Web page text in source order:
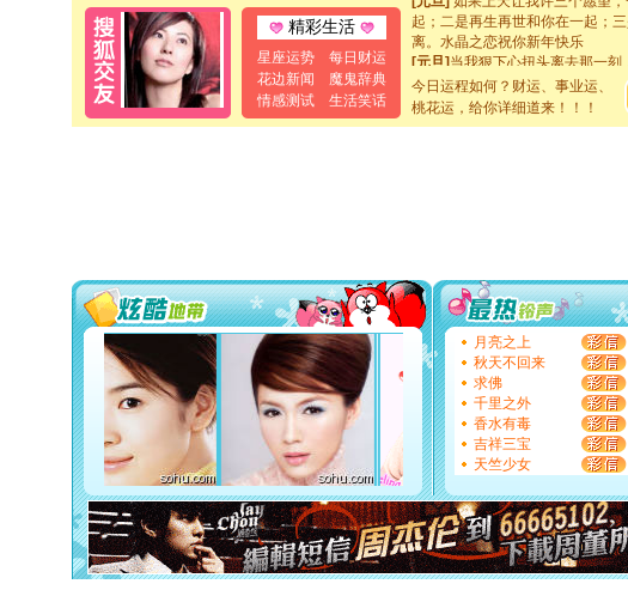
精彩生活
星座运势
每日财运
花边新闻
魔鬼辞典
情感测试
生活笑话
起；二是再生再世和你在一起；
离。水晶之恋祝你新年快乐
[元旦]当我狠下心扭头离去那一刻
卖了。水晶之恋祝你新年快乐。
[春节]风柔雨润好月圆，半岛铁盒
[圣诞节]不只这样的日子才会想
能正大光明地骚扰你,告诉你,圣
都要快乐噢!
[圣诞节]奉上一颗祝福的心,在这
如意,快乐,鲜花,一切美好的祝愿
[元旦]
看到你我会触电；看不到
断电。爱你是我职业，想你是我
你是我专业！水晶之恋祝你新年
[元旦]
如果上天让我许三个愿望
起；二是再生再世和你在一起；
离。水晶之恋祝你新年快乐
[元旦]当我狠下心扭头离去那一刻
泣，这痛楚让我明白我多么爱你
卖了。水晶之恋祝你新年快乐。
[春节]风柔雨润好月圆，半岛铁
今日运程如何？财运、事业运、
桃花运，给你详细道来！！！
月亮之上
秋天不回来
求佛
千里之外
香水有毒
吉祥三宝
天竺少女